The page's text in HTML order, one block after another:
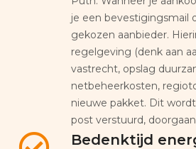
je een bevestigingsmail
gekozen aanbieder.
regelgeving (denk aan
vastrecht, opslag
netbeheerkosten,
nieuwe pakket. Dit
post verstuurd,
Bedenktijd